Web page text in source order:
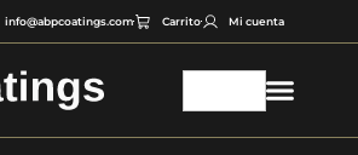
info@abpcoatings.com Carrito Mi cuenta